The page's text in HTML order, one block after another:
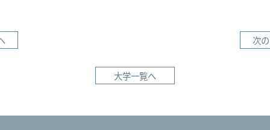
次
大学一覧へ